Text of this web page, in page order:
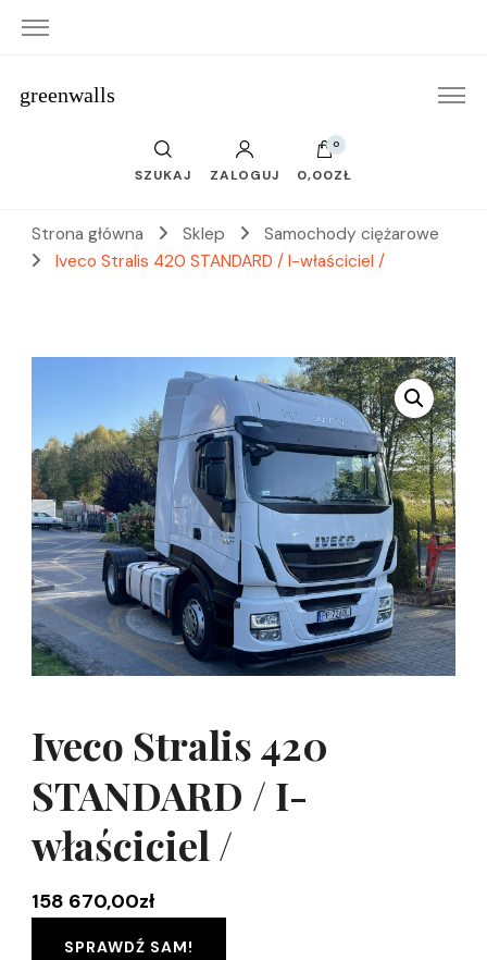
greenwalls
SZUKAJ ZALOGUJ
0
0,00ZŁ
Strona główna Sklep
Samochody ciężarowe
Iveco Stralis 420 STANDARD / I-właściciel /
Iveco Stralis 420
STANDARD / I-
właściciel /
158 670,00zł
SPRAWDŹ SAM!